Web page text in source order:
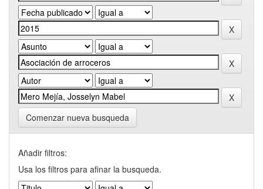
Comenzar nueva busqueda
Añadir filtros:
Usa los filtros para afinar la busqueda.